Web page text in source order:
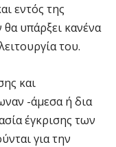
εντός της
υπάρξει κανένα
του.
και
-άμεσα ή δια
έγκρισης των
για την